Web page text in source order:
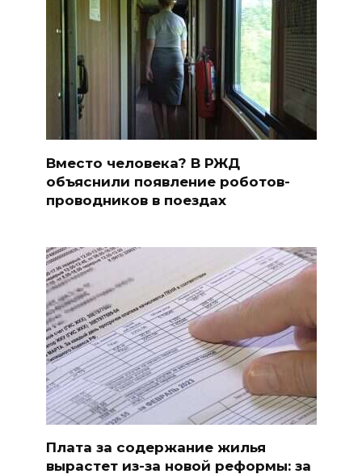
Вместо человека? В РЖД
объяснили появление роботов-
проводников в поездах
Плата за содержание жилья
вырастет из-за новой реформы: за